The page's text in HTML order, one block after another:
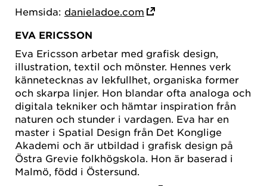
Hemsida: danieladoe.com
EVA ERICSSON
Eva Ericsson arbetar med grafisk design,
illustration, textil och mönster. Hennes verk
kännetecknas av lekfullhet, organiska former
och skarpa linjer. Hon blandar ofta analoga och
digitala tekniker och hämtar inspiration från
naturen och stunder i vardagen. Eva har en
master i Spatial Design från Det Konglige
Akademi och är utbildad i grafisk design på
Östra Grevie folkhögskola. Hon är baserad i
Malmö, född i Östersund.